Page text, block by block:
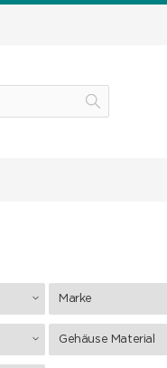
Marke
Gehäuse Material